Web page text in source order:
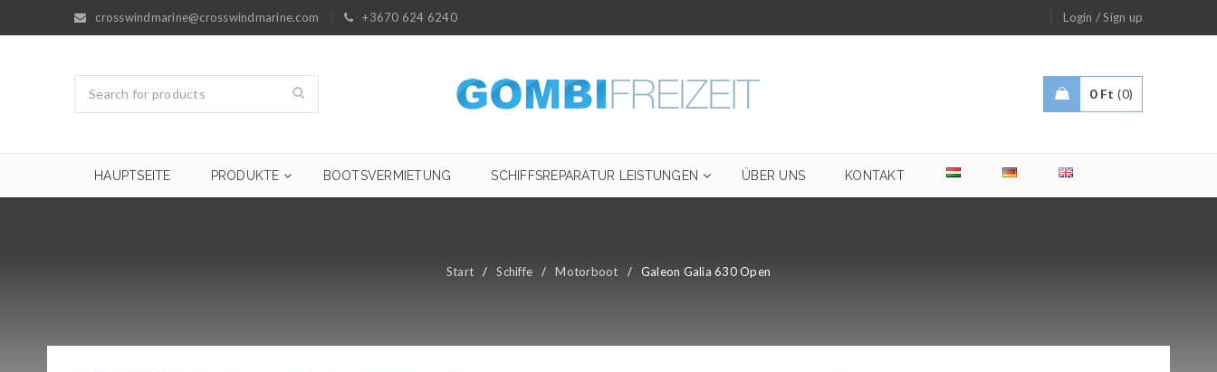
crosswindmarine@crosswindmarine.com +3670 624 6240 Login /Sign up
0 Ft 0
HAUPTSEITE PRODUKTE BOOTSVERMIETUNG SCHIFFSREPARATUR LEISTUNGEN ÜBER UNS KONTAKT
Start / Schiffe / Motorboot / Galeon Galia 630 Open